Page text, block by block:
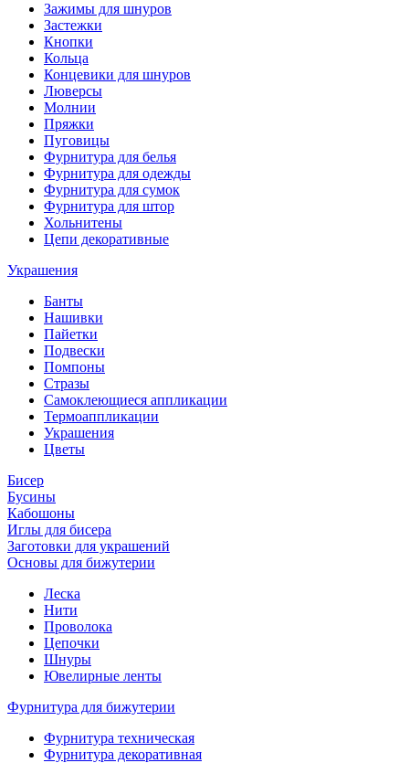
Зажимы для шнуров
Застежки
Кнопки
Кольца
Концевики для шнуров
Люверсы
Молнии
Пряжки
Пуговицы
Фурнитура для белья
Фурнитура для одежды
Фурнитура для сумок
Фурнитура для штор
Хольнитены
Цепи декоративные
Украшения
Банты
Нашивки
Пайетки
Подвески
Помпоны
Стразы
Самоклеющиеся аппликации
Термоаппликации
Украшения
Цветы
Бисер
Бусины
Кабошоны
Иглы для бисера
Заготовки для украшений
Основы для бижутерии
Леска
Нити
Проволока
Цепочки
Шнуры
Ювелирные ленты
Фурнитура для бижутерии
Фурнитура техническая
Фурнитура декоративная